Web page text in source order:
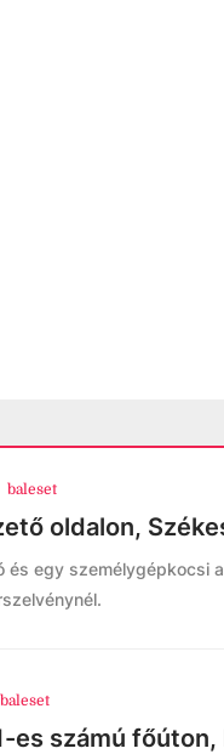
baleset
oldalon,
egy személygépkocsi
baleset
es számú